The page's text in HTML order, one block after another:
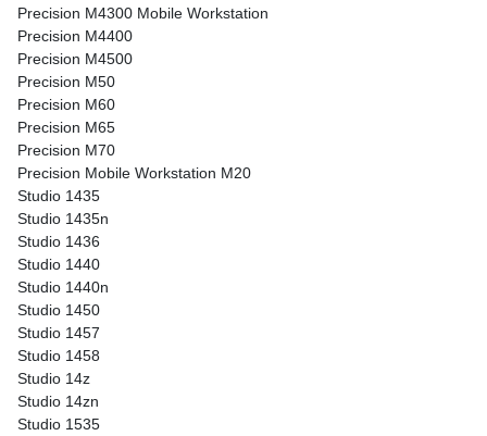
Precision M4300 Mobile Workstation
Precision M4400
Precision M4500
Precision M50
Precision M60
Precision M65
Precision M70
Precision Mobile Workstation M20
Studio 1435
Studio 1435n
Studio 1436
Studio 1440
Studio 1440n
Studio 1450
Studio 1457
Studio 1458
Studio 14z
Studio 14zn
Studio 1535